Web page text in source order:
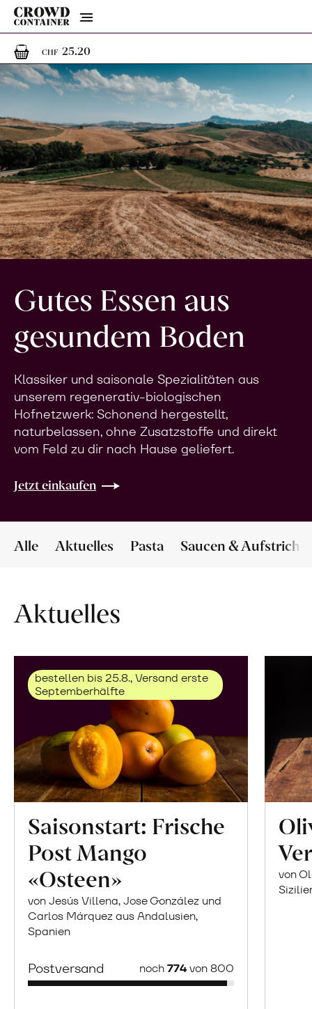
Menu
CHF 25.201 Artikel im Warenkorb
Gutes Essen aus
gesundem Boden
Klassiker und saisonale Spezialitäten aus
unserem regenerativ-biologischen
Hofnetzwerk: Schonend hergestellt,
naturbelassen, ohne Zusatzstoffe und direkt
vom Feld zu dir nach Hause geliefert.
Jetzt einkaufen
Alle Aktuelles Pasta Saucen & Aufstriche
Aktuelles
bestellen bis 25.8., Versand erste
Septemberhälfte
Saisonstart: Frische
Post Mango
«Osteen»
von Jesús Villena, Jose González und
Carlos Márquez aus Andalusien,
Spanien
Postversand noch774von 800
von